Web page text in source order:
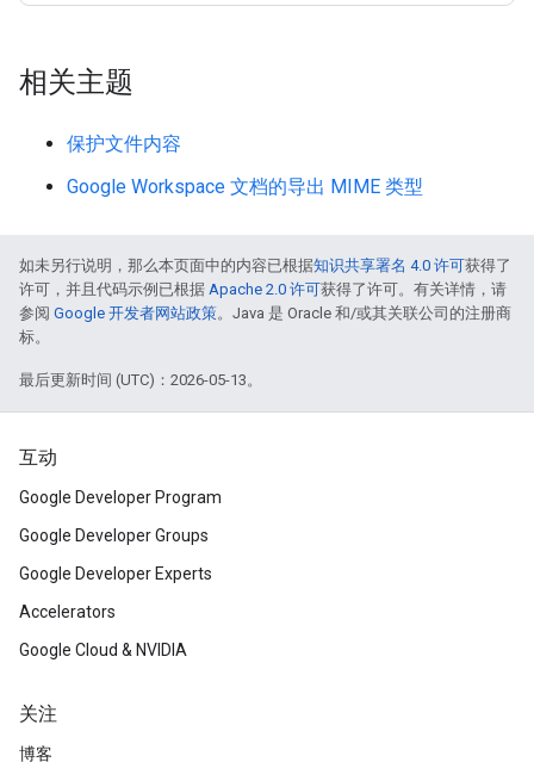
相关主题
保护文件内容
Google Workspace 文档的导出 MIME 类型
如未另行说明，那么本页面中的内容已根据知识共享署名 4.0 许可获得了
许可，并且代码示例已根据 Apache 2.0 许可获得了许可。有关详情，请
参阅 Google 开发者网站政策。Java 是 Oracle 和/或其关联公司的注册商
标。
最后更新时间 (UTC)：2026-05-13。
互动
Google Developer Program
Google Developer Groups
Google Developer Experts
Accelerators
Google Cloud & NVIDIA
关注
博客